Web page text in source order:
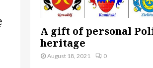
A gift of personal
heritage
August 18, 2021 0